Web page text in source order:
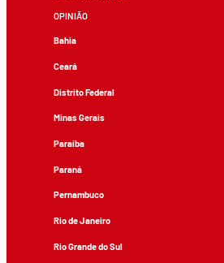
OPINIÃO
Bahia
Ceará
Distrito Federal
Minas Gerais
Paraíba
Paraná
Pernambuco
Rio de Janeiro
Rio Grande do Sul